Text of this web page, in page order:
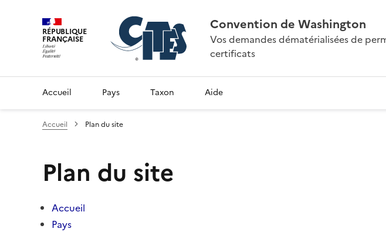
RÉPUBLIQUE
FRANÇAISE
Convention de Washington
Vos demandes dématérialisées de
certificats
Accueil Pays Taxon Aide
Accueil Plan du site
Plan du site
Accueil
Pays